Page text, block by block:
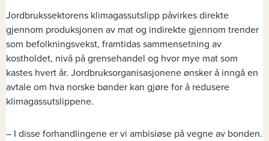
Jordbrukssektorens klimagassutslipp påvirkes direkte
gjennom produksjonen av mat og indirekte gjennom trender
som befolkningsvekst, framtidas sammensetning av
kostholdet, nivå på grensehandel og hvor mye mat som
kastes hvert år. Jordbruksorganisasjonene ønsker å inngå en
avtale om hva norske bønder kan gjøre for å redusere
klimagassutslippene.
– I disse forhandlingene er vi ambisiøse på vegne av bonden.